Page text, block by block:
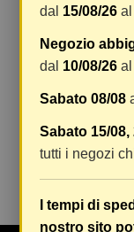
LAMPADE
LED
dal 15/08/26
Negozio
dal 10/08/26
Sabato 08/08
Sabato 15/08,
tutti i negozi
I tempi di
nostro sito